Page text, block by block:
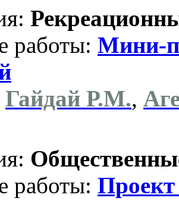
работы: Мини-
Гайдай Р.М.,
работы: